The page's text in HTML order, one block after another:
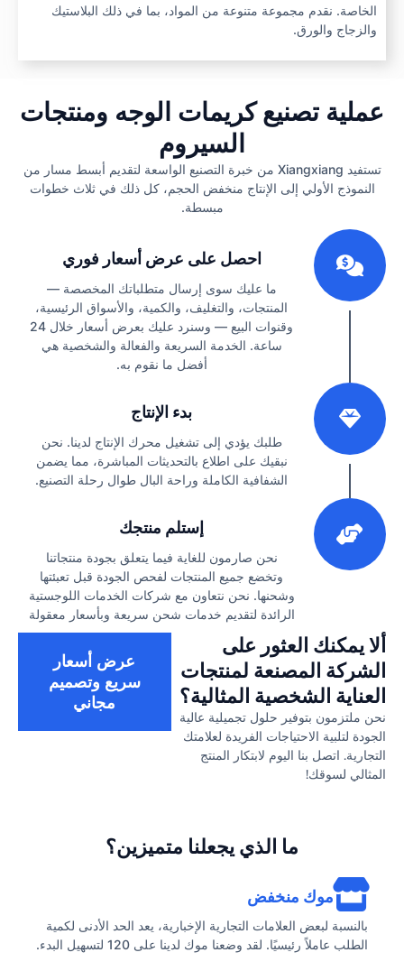
الخاصة. نقدم مجموعة متنوعة من المواد، بما في ذلك البلاستيك
والزجاج والورق.
عملية تصنيع كريمات الوجه ومنتجات
السيروم
تستفيد Xiangxiang من خبرة التصنيع الواسعة لتقديم أبسط مسار من
النموذج الأولي إلى الإنتاج منخفض الحجم، كل ذلك في ثلاث خطوات
مبسطة.
احصل على عرض أسعار فوري
ما عليك سوى إرسال متطلباتك المخصصة —
المنتجات، والتغليف، والكمية، والأسواق الرئيسية،
وقنوات البيع — وسنرد عليك بعرض أسعار خلال 24
ساعة. الخدمة السريعة والفعالة والشخصية هي
أفضل ما نقوم به.
بدء الإنتاج
طلبك يؤدي إلى تشغيل محرك الإنتاج لدينا. نحن
نبقيك على اطلاع بالتحديثات المباشرة، مما يضمن
الشفافية الكاملة وراحة البال طوال رحلة التصنيع.
إستلم منتجك
نحن صارمون للغاية فيما يتعلق بجودة منتجاتنا
وتخضع جميع المنتجات لفحص الجودة قبل تعبئتها
وشحنها. نحن نتعاون مع شركات الخدمات اللوجستية
الرائدة لتقديم خدمات شحن سريعة وبأسعار معقولة
ألا يمكنك العثور على
الشركة المصنعة لمنتجات
العناية الشخصية المثالية؟
نحن ملتزمون بتوفير حلول تجميلية عالية
الجودة لتلبية الاحتياجات الفريدة لعلامتك
التجارية. اتصل بنا اليوم لابتكار المنتج
المثالي لسوقك!
عرض أسعار
سريع وتصميم
مجاني
ما الذي يجعلنا متميزين؟
موك منخفض
بالنسبة لبعض العلامات التجارية الإخبارية، يعد الحد الأدنى لكمية
الطلب عاملاً رئيسيًا. لقد وضعنا موك لدينا على 120 لتسهيل البدء.